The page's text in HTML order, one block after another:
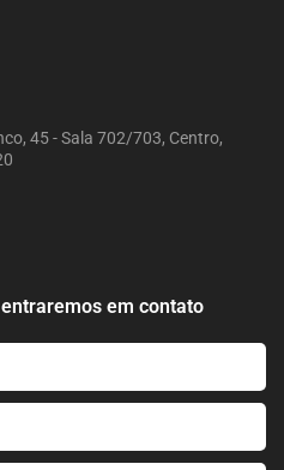
45 - Sala 702/703, Centro,
em contato